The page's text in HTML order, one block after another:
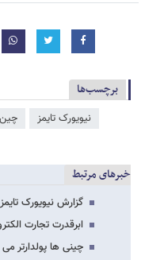
برچسب‌ها
نیویورک تایمز چین
خبرهای مرتبط
گزارش نیویورک
ابرقدرت تجارت
چینی ها پولدارتر